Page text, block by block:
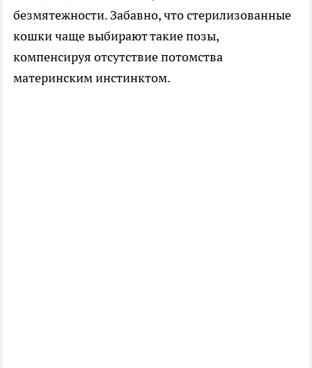
безмятежности. Забавно, что стерилизованные
кошки чаще выбирают такие позы,
компенсируя отсутствие потомства
материнским инстинктом.